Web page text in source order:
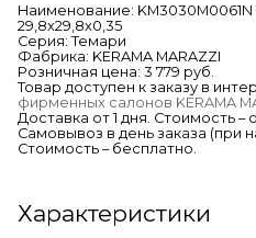
Наименование:
29,8x29,8x0,35
Серия: Темари
Фабрика: KERAMA MARAZZI
Розничная цена: 3 779 руб.
Товар доступен к заказу в
фирменных салонов KERAMA
Доставка от 1 дня. Стоимость –
Самовывоз в день заказа (при
Стоимость – бесплатно.
Характеристики